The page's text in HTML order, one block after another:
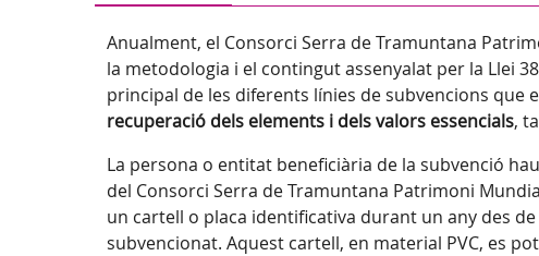
Anualment, el Consorci Serra de Tramuntana
la metodologia i el contingut assenyalat per la Llei
principal de les diferents línies de subvencions que
recuperació dels elements i dels valors essencials,
La persona o entitat beneficiària de la subvenció
del Consorci Serra de Tramuntana Patrimoni
un cartell o placa identificativa durant un any des
subvencionat. Aquest cartell, en material PVC, es